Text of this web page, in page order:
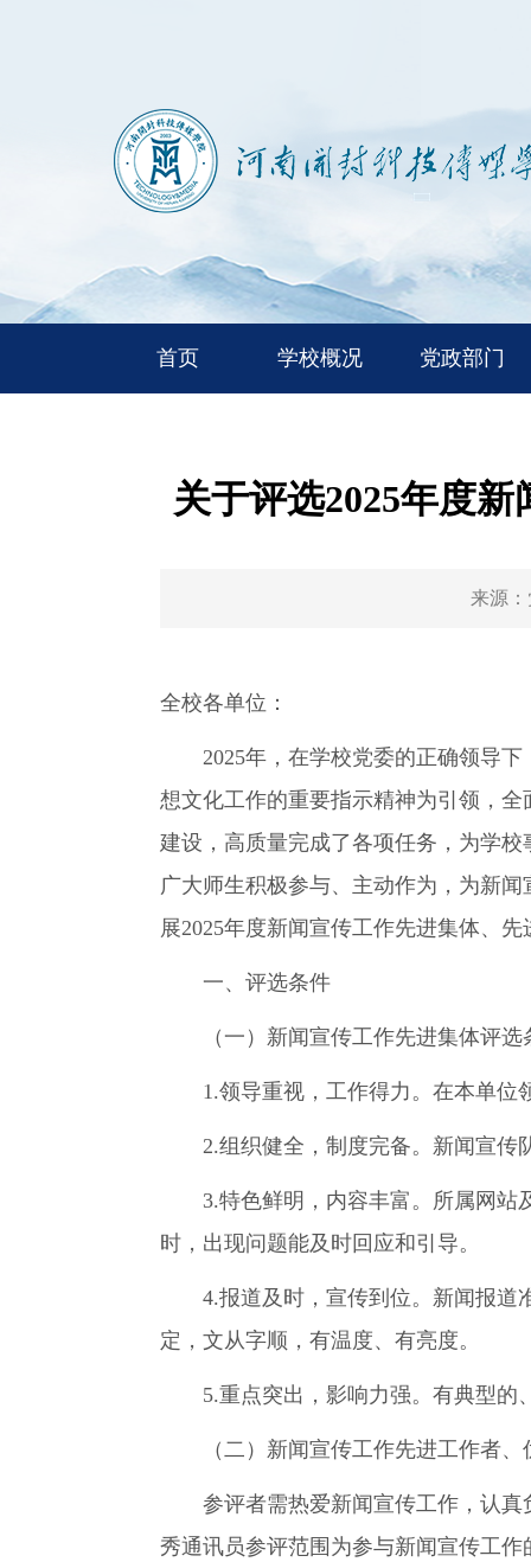
首页 学校概况 党政部门
关于评选2025年度
来源：
全校各单位：
2025年，在学校党委的正确领导下
想文化工作的重要指示精神为引领，
建设，高质量完成了各项任务，为学
广大师生积极参与、主动作为，为新
展2025年度新闻宣传工作先进集体、
一、评选条件
（一）新闻宣传工作先进集体评选
1.领导重视，工作得力。在本单位领
2.组织健全，制度完备。新闻宣传
3.特色鲜明，内容丰富。所属网站及
时，出现问题能及时回应和引导。
4.报道及时，宣传到位。新闻报道准
定，文从字顺，有温度、有亮度。
5.重点突出，影响力强。有典型的、
（二）新闻宣传工作先进工作者、
参评者需热爱新闻宣传工作，认真
秀通讯员参评范围为参与新闻宣传工